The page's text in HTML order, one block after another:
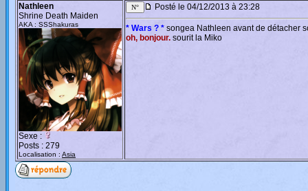
Nathleen
Shrine Death Maiden
AKA : SSShakuras
Sexe :
Posts : 279
Localisation : Asia
Posté le 04/12/2013 à 23:28
* Wars ? * songea Nathleen avant de détacher
oh, bonjour. sourit la Miko